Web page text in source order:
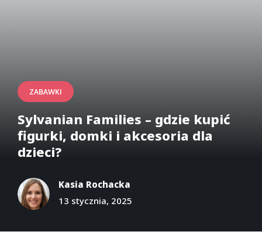
ZABAWKI
Sylvanian Families – gdzie kupić
figurki, domki i akcesoria dla
dzieci?
Kasia Rochacka
13 stycznia, 2025